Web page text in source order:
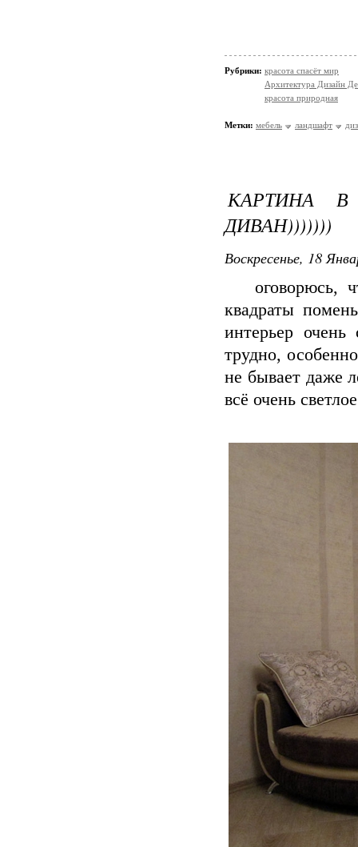
Рубрики: красота спасёт мир
Архитектура Дизайн
красота природная
Метки: мебель ландшафт
КАРТИНА
ДИВАН)))))))
Воскресенье, 18
оговорюсь,
квадраты
интерьер
трудно,
не бывает даже
всё очень